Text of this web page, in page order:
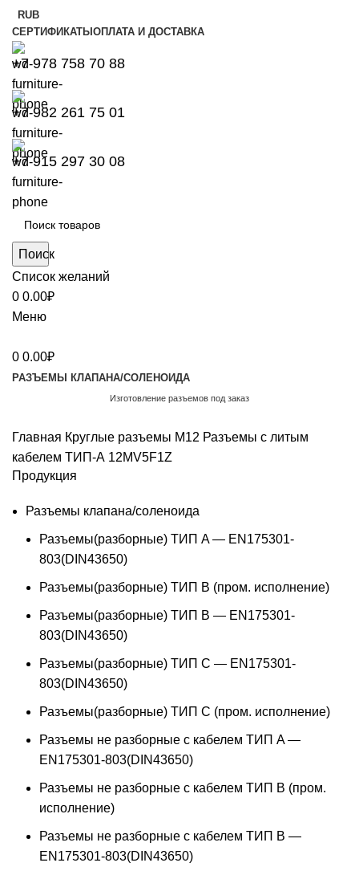
RUB
СЕРТИФИКАТЫОПЛАТА И ДОСТАВКА
+7 978 758 70 88
+7 982 261 75 01
+7 915 297 30 08
Поиск
Список желаний
0 0.00₽
Меню
0 0.00₽
РАЗЪЕМЫ КЛАПАНА/СОЛЕНОИДА
Изготовление разъемов под заказ
Главная Круглые разъемы M12 Разъемы с литым
кабелем ТИП-А 12MV5F1Z
Продукция
Разъемы клапана/соленоида
Разъемы(разборные) ТИП A — EN175301-
803(DIN43650)
Разъемы(разборные) ТИП В (пром. исполнение)
Разъемы(разборные) ТИП B — EN175301-
803(DIN43650)
Разъемы(разборные) ТИП C — EN175301-
803(DIN43650)
Разъемы(разборные) ТИП С (пром. исполнение)
Разъемы не разборные с кабелем ТИП A —
EN175301-803(DIN43650)
Разъемы не разборные с кабелем ТИП B (пром.
исполнение)
Разъемы не разборные с кабелем ТИП B —
EN175301-803(DIN43650)